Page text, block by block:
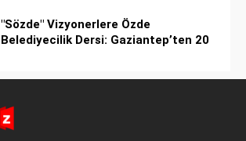
"Sözde" Vizyonerlere Özde
Belediyecilik Dersi: Gaziantep’ten 20